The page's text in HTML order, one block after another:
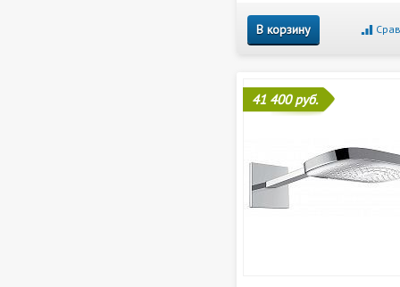
В корзину
41 400 руб.